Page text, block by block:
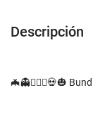
Descripción
🦇👻🧙🏽‍♀️💀🎃